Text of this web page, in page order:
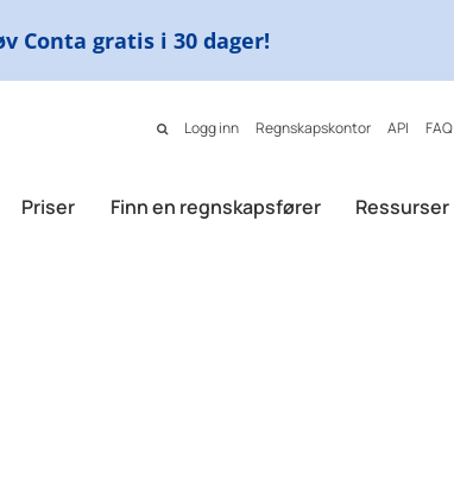
Conta gratis i 30 dager!
Logg inn Regnskapskontor API FAQ
Priser Finn en regnskapsfører Ressurser